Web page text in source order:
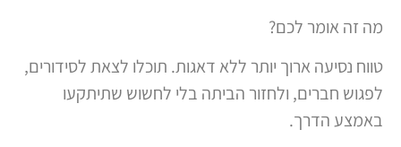
מה זה אומר לכם?
טווח נסיעה ארוך יותר ללא דאגות. תוכלו לצאת לסידורים,
לפגוש חברים, ולחזור הביתה בלי לחשוש שתיתקעו
באמצע הדרך.